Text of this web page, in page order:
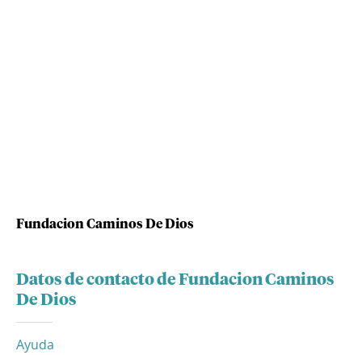
Fundacion Caminos De Dios
Datos de contacto de Fundacion Caminos
De Dios
Ayuda